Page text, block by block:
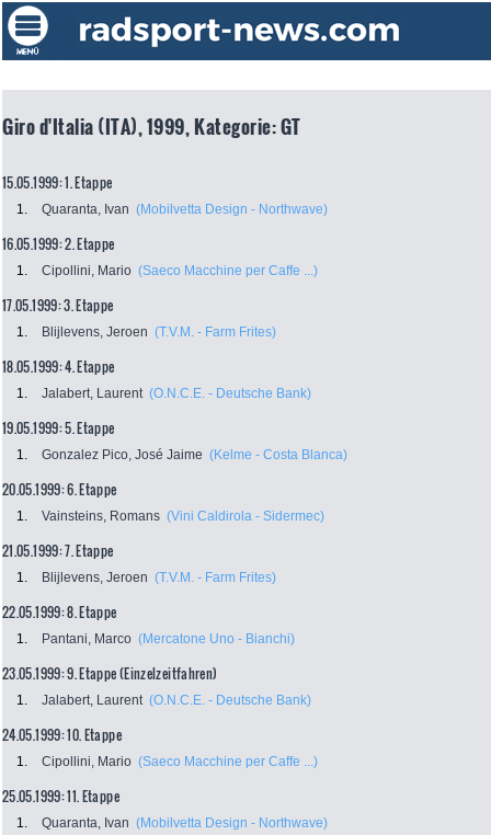
Giro d'Italia (ITA), 1999, Kategorie: GT
15.05.1999: 1. Etappe
1. Quaranta, Ivan (Mobilvetta Design - Northwave)
16.05.1999: 2. Etappe
1. Cipollini, Mario (Saeco Macchine per Caffe ...)
17.05.1999: 3. Etappe
1. Blijlevens, Jeroen (T.V.M. - Farm Frites)
18.05.1999: 4. Etappe
1. Jalabert, Laurent (O.N.C.E. - Deutsche Bank)
19.05.1999: 5. Etappe
1. Gonzalez Pico, José Jaime (Kelme - Costa Blanca)
20.05.1999: 6. Etappe
1. Vainsteins, Romans (Vini Caldirola - Sidermec)
21.05.1999: 7. Etappe
1. Blijlevens, Jeroen (T.V.M. - Farm Frites)
22.05.1999: 8. Etappe
1. Pantani, Marco (Mercatone Uno - Bianchi)
23.05.1999: 9. Etappe (Einzelzeitfahren)
1. Jalabert, Laurent (O.N.C.E. - Deutsche Bank)
24.05.1999: 10. Etappe
1. Cipollini, Mario (Saeco Macchine per Caffe ...)
25.05.1999: 11. Etappe
1. Quaranta, Ivan (Mobilvetta Design - Northwave)